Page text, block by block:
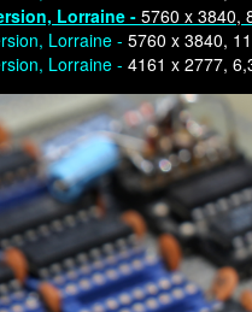
Lorraine - 5760 x 3840,
Lorraine - 5760 x 3840,
Lorraine - 4161 x 2777,